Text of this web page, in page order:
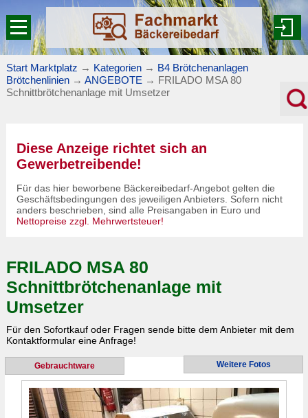
Start Marktplatz → Kategorien → B4 Brötchenanlagen
Brötchenlinien → ANGEBOTE → FRILADO MSA 80
Schnittbrötchenanlage mit Umsetzer
Diese Anzeige richtet sich an
Gewerbetreibende!
Für das hier beworbene Bäckereibedarf-Angebot gelten die
Geschäftsbedingungen des jeweiligen Anbieters. Sofern nicht
anders beschrieben, sind alle Preisangaben in Euro und
Nettopreise zzgl. Mehrwertsteuer!
FRILADO MSA 80
Schnittbrötchenanlage mit
Umsetzer
Für den Sofortkauf oder Fragen sende bitte dem Anbieter mit dem
Kontaktformular eine Anfrage!
Gebrauchtware Weitere Fotos